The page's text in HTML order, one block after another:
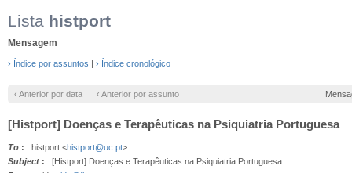
Lista histport
Mensagem
› Índice por assuntos | › Índice cronológico
‹ Anterior por data ‹ Anterior por assunto
[Histport] Doenças e Terapêuticas na Psiquiatria Portuguesa
To : histport <histport@uc.pt>
Subject : [Histport] Doenças e Terapêuticas na Psiquiatria Portuguesa